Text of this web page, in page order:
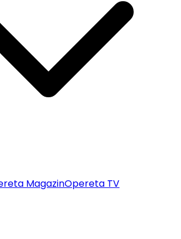
MagazinOpereta TV